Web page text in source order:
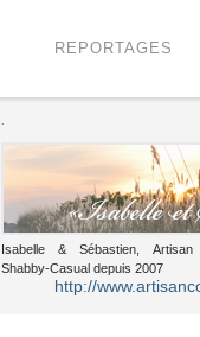
REPORTAGES
Isabelle & Sébastien, Artisan
Shabby-Casual depuis 2007
http://